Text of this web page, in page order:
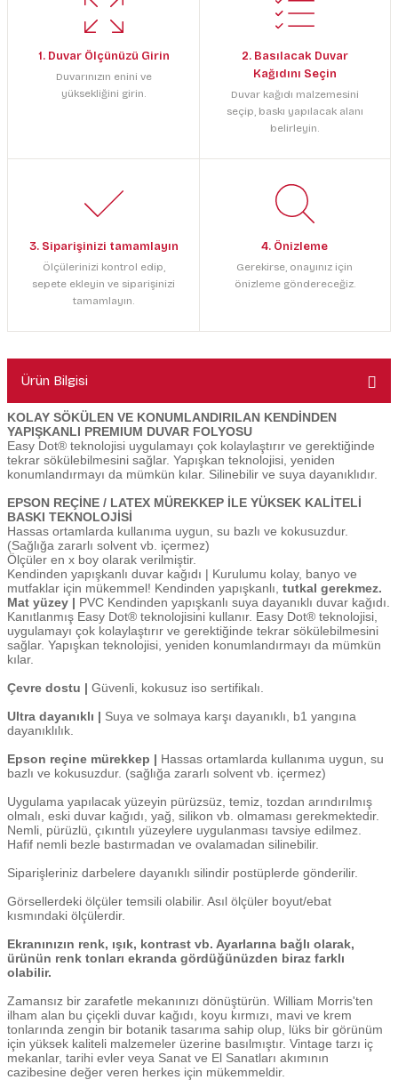
1. Duvar Ölçünüzü Girin
Duvarınızın enini ve
yüksekliğini girin.
2. Basılacak Duvar
Kağıdını Seçin
Duvar kağıdı malzemesini
seçip, baskı yapılacak alanı
belirleyin.
3. Siparişinizi tamamlayın
Ölçülerinizi kontrol edip,
sepete ekleyin ve siparişinizi
tamamlayın.
4. Önizleme
Gerekirse, onayınız için
önizleme göndereceğiz.
Ürün Bilgisi
KOLAY SÖKÜLEN VE KONUMLANDIRILAN KENDİNDEN
YAPIŞKANLI PREMIUM DUVAR FOLYOSU
Easy Dot® teknolojisi uygulamayı çok kolaylaştırır ve gerektiğinde
tekrar sökülebilmesini sağlar. Yapışkan teknolojisi, yeniden
konumlandırmayı da mümkün kılar. Silinebilir ve suya dayanıklıdır.
EPSON REÇİNE / LATEX MÜREKKEP İLE YÜKSEK KALİTELİ
BASKI TEKNOLOJİSİ
Hassas ortamlarda kullanıma uygun, su bazlı ve kokusuzdur.
(Sağlığa zararlı solvent vb. içermez)
Ölçüler en x boy olarak verilmiştir.
Kendinden yapışkanlı duvar kağıdı | Kurulumu kolay, banyo ve
mutfaklar için mükemmel! Kendinden yapışkanlı, tutkal gerekmez.
Mat yüzey | PVC Kendinden yapışkanlı suya dayanıklı duvar kağıdı.
Kanıtlanmış Easy Dot® teknolojisini kullanır. Easy Dot® teknolojisi,
uygulamayı çok kolaylaştırır ve gerektiğinde tekrar sökülebilmesini
sağlar. Yapışkan teknolojisi, yeniden konumlandırmayı da mümkün
kılar.
Çevre dostu | Güvenli, kokusuz iso sertifikalı.
Ultra dayanıklı | Suya ve solmaya karşı dayanıklı, b1 yangına
dayanıklılık.
Epson reçine mürekkep | Hassas ortamlarda kullanıma uygun, su
bazlı ve kokusuzdur. (sağlığa zararlı solvent vb. içermez)
Uygulama yapılacak yüzeyin pürüzsüz, temiz, tozdan arındırılmış
olmalı, eski duvar kağıdı, yağ, silikon vb. olmaması gerekmektedir.
Nemli, pürüzlü, çıkıntılı yüzeylere uygulanması tavsiye edilmez.
Hafif nemli bezle bastırmadan ve ovalamadan silinebilir.
Siparişleriniz darbelere dayanıklı silindir postüplerde gönderilir.
Görsellerdeki ölçüler temsili olabilir. Asıl ölçüler boyut/ebat
kısmındaki ölçülerdir.
Ekranınızın renk, ışık, kontrast vb. Ayarlarına bağlı olarak,
ürünün renk tonları ekranda gördüğünüzden biraz farklı
olabilir.
Zamansız bir zarafetle mekanınızı dönüştürün. William Morris'ten
ilham alan bu çiçekli duvar kağıdı, koyu kırmızı, mavi ve krem ​​
tonlarında zengin bir botanik tasarıma sahip olup, lüks bir görünüm
için yüksek kaliteli malzemeler üzerine basılmıştır. Vintage tarzı iç
mekanlar, tarihi evler veya Sanat ve El Sanatları akımının
cazibesine değer veren herkes için mükemmeldir.